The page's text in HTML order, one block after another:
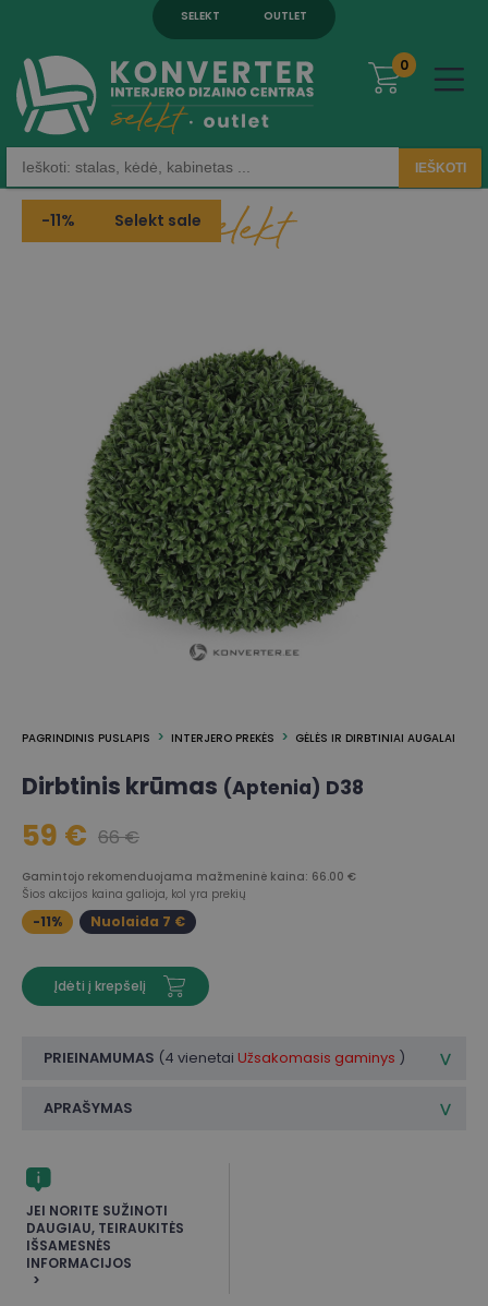
SELEKT OUTLET
0
IEŠKOTI
-11% Selekt sale
PAGRINDINIS PUSLAPIS INTERJERO PREKĖS GĖLĖS IR DIRBTINIAI AUGALAI
Dirbtinis krūmas (Aptenia) D38
59 € 66 €
Gamintojo rekomenduojama mažmeninė kaina: 66.00 €
Šios akcijos kaina galioja, kol yra prekių
-11% Nuolaida 7 €
Įdėti į krepšelį
PRIEINAMUMAS (4 vienetai Užsakomasis gaminys )
APRAŠYMAS
JEI NORITE SUŽINOTI
DAUGIAU, TEIRAUKITĖS
IŠSAMESNĖS
INFORMACIJOS